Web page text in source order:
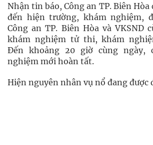
Nhận tin báo, Công an TP. Biên
đến hiện trường, khám nghiệm,
Công an TP. Biên Hòa và VKSND
khám nghiệm tử thi, khám
Đến khoảng 20 giờ cùng ngày,
nghiệm mới hoàn tất.
Hiện nguyên nhân vụ nổ đang được